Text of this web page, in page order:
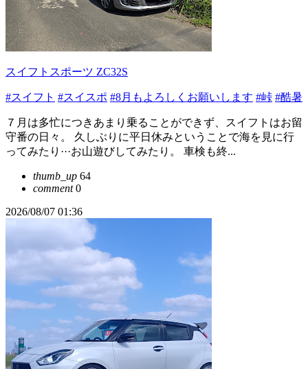
スイフトスポーツ ZC32S
#スイフト #スイスポ #8月もよろしくお願いします #峠 #酷暑
７月は多忙につきあまり乗ることができず、スイフトはお留
守番の日々。 久しぶりに平日休みということで海を見に行
ってみたり···お山遊びしてみたり。 車検も終...
thumb_up 64
comment0
2026/08/07 01:36